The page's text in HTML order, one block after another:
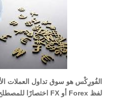
الفُورِكْس هو سوق تداول العملات